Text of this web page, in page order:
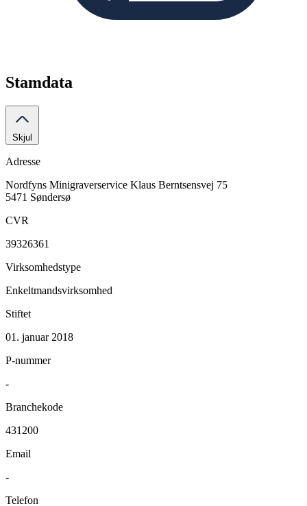
Stamdata
Skjul
Adresse
Nordfyns Minigraverservice Klaus Berntsensvej 75
5471 Søndersø
CVR
39326361
Virksomhedstype
Enkeltmandsvirksomhed
Stiftet
01. januar 2018
P-nummer
-
Branchekode
431200
Email
-
Telefon